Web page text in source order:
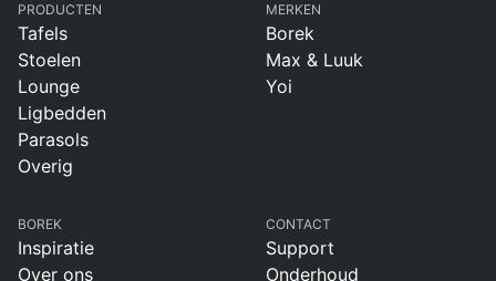
PRODUCTEN
Tafels
Stoelen
Lounge
Ligbedden
Parasols
Overig
MERKEN
Borek
Max & Luuk
Yoi
BOREK
Inspiratie
Over ons
CONTACT
Support
Onderhoud